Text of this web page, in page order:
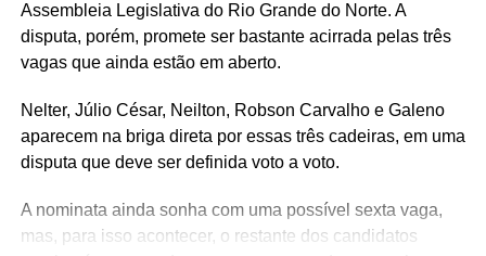
Assembleia Legislativa do Rio Grande do Norte. A
disputa, porém, promete ser bastante acirrada pelas três
vagas que ainda estão em aberto.
Nelter, Júlio César, Neilton, Robson Carvalho e Galeno
aparecem na briga direta por essas três cadeiras, em uma
disputa que deve ser definida voto a voto.
A nominata ainda sonha com uma possível sexta vaga,
mas, para isso acontecer, o restante dos candidatos